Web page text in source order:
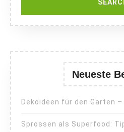
Neueste
Dekoideen für den Garten
Sprossen als Superfood: